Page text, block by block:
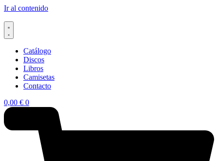
Ir al contenido
Catálogo
Discos
Libros
Camisetas
Contacto
0,00 € 0